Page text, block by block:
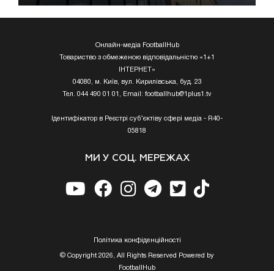
Онлайн-медіа FootballHub
Товариство з обмеженою відповідальністю «1+1
ІНТЕРНЕТ»
04080, м. Київ, вул. Кирилівська, буд. 23
Тел. 044 490 01 01, Email: footballhub@1plus1.tv
Ідентифікатор в Реєстрі суб’єктіву сфері медіа - R40-
05818
МИ У СОЦ. МЕРЕЖАХ
Полiтика конфiденцiйностi
© Copyright 2026, All Rights Reserved Powered by
FootballHub